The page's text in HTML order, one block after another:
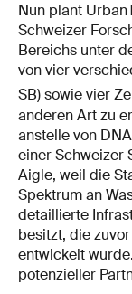
Nun plant
Schweizer
Bereichs unter
von vier
SB) sowie vier
anderen Art zu
anstelle von
einer Schweizer
Aigle, weil die
Spektrum an
detaillierte
besitzt, die
entwickelt
potenzieller